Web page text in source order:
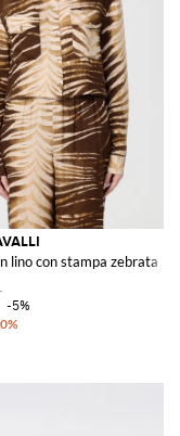
lino con stampa zebrata
-5%